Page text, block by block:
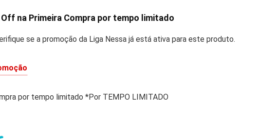
Off na Primeira Compra por tempo limitado
se a promoção da Liga Nessa já está ativa para este produto.
por tempo limitado *Por TEMPO LIMITADO